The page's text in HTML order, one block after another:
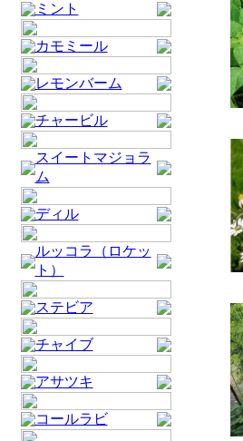
ミント
カモミール
レモンバーム
チャービル
スイートマジョラ
ム
ディル
ルッコラ（ロケッ
ト）
ステビア
チャイブ
アサツキ
コールラビ